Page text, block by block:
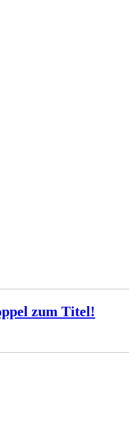
zum Titel!